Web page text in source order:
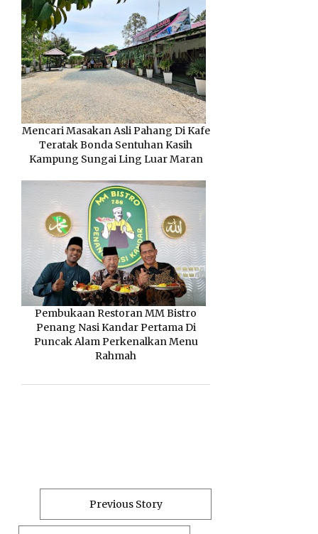
Mencari Masakan Asli Pahang Di Kafe
Teratak Bonda Sentuhan Kasih
Kampung Sungai Ling Luar Maran
Pembukaan Restoran MM Bistro
Penang Nasi Kandar Pertama Di
Puncak Alam Perkenalkan Menu
Rahmah
Previous Story